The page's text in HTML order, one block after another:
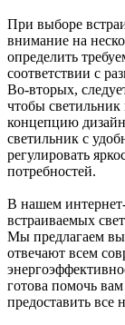
При выборе
внимание на
определить
соответствии с
Во-вторых,
чтобы
концепцию
светильник с
регулировать
потребностей.
В нашем
встраиваемых
Мы предлагаем
отвечают всем
готова помочь
предоставить все